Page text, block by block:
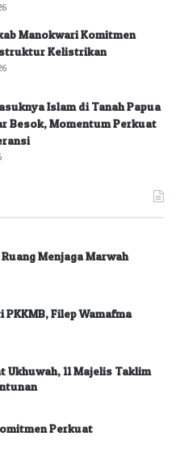
Manokwari Komitmen
Kelistrikan
Islam di Tanah Papua
Besok, Momentum Perkuat
Menjaga Marwah
Filep Wamafma
Ukhuwah, 11 Majelis Taklim
Perkuat